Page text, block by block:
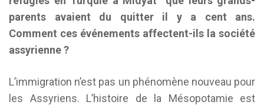
parents avaient du quitter il y a cent ans.
Comment ces événements affectent-ils la société
assyrienne ?
L’immigration n’est pas un phénomène nouveau pour
les Assyriens. L’histoire de la Mésopotamie est